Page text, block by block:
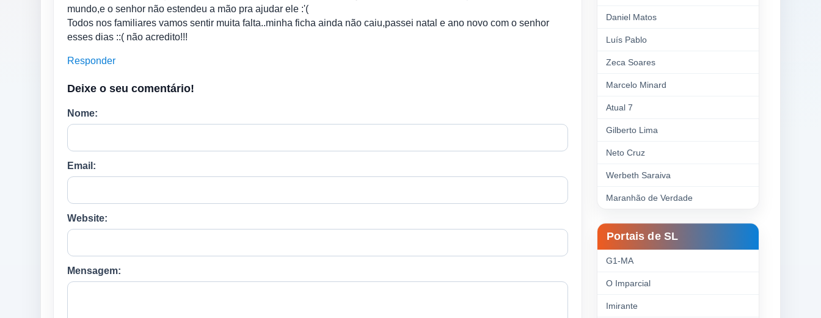
mundo,e o senhor não estendeu a mão pra ajudar ele :'(
Todos nos familiares vamos sentir muita falta..minha ficha ainda não caiu,passei natal e ano novo com o senhor
esses dias ::( não acredito!!!
Responder
Deixe o seu comentário!
Nome:
Email:
Website:
Mensagem:
Daniel Matos
Luís Pablo
Zeca Soares
Marcelo Minard
Atual 7
Gilberto Lima
Neto Cruz
Werbeth Saraiva
Maranhão de Verdade
Portais de SL
G1-MA
O Imparcial
Imirante